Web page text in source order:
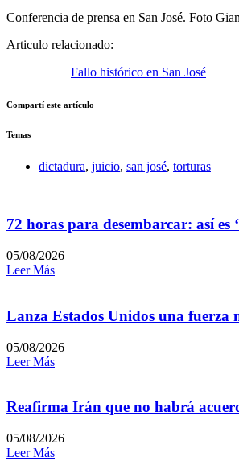
Conferencia de prensa en San José. Foto
Articulo relacionado:
Fallo histórico en San José
Compartí este artículo
Temas
dictadura, juicio, san josé, torturas
72 horas para desembarcar: así
05/08/2026
Leer Más
Lanza Estados Unidos una
05/08/2026
Leer Más
Reafirma Irán que no habrá
05/08/2026
Leer Más